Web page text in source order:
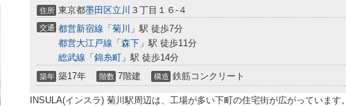
住所 東京都墨田区立川 ３丁目１６-４
交通 都営新宿線 「 菊川 」駅 徒歩7分
都営大江戸線 「 森下 」駅 徒歩11分
総武線 「 錦糸町 」駅 徒歩14分
築年 築17年 階数 7階建 構造 鉄筋コンクリート
INSULA(インスラ) 菊川駅周辺は、工場が多い下町の住宅街が広がっています。